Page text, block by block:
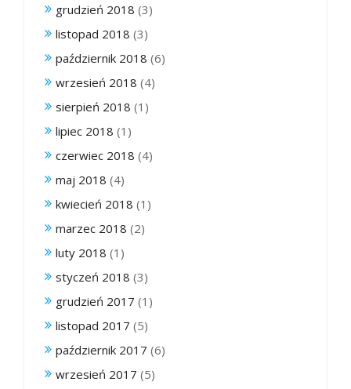
grudzień 2018 (3)
listopad 2018 (3)
październik 2018 (6)
wrzesień 2018 (4)
sierpień 2018 (1)
lipiec 2018 (1)
czerwiec 2018 (4)
maj 2018 (4)
kwiecień 2018 (1)
marzec 2018 (2)
luty 2018 (1)
styczeń 2018 (3)
grudzień 2017 (1)
listopad 2017 (5)
październik 2017 (6)
wrzesień 2017 (5)